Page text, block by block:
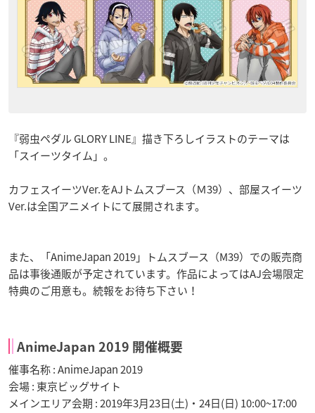
『弱虫ペダル GLORY LINE』描き下ろしイラストのテーマは
「スイーツタイム」。
カフェスイーツVer.をAJトムスブース（Ｍ39）、部屋スイーツ
Ver.は全国アニメイトにて展開されます。
また、「AnimeJapan 2019」トムスブース（M39）での販売商
品は事後通販が予定されています。作品によってはAJ会場限定
特典のご用意も。続報をお待ち下さい！
AnimeJapan 2019 開催概要
催事名称 : AnimeJapan 2019
会場 : 東京ビッグサイト
メインエリア会期 : 2019年3月23日(土)・24日(日) 10:00~17:00